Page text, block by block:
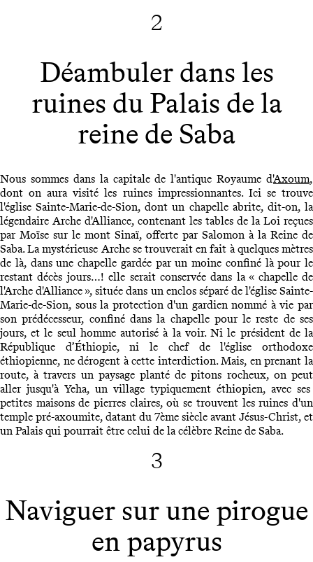
2
Déambuler dans les
ruines du Palais de la
reine de Saba
Nous sommes dans la capitale de l'antique Royaume d'Axoum,
dont on aura visité les ruines impressionnantes. Ici se trouve
l'église Sainte-Marie-de-Sion, dont un chapelle abrite, dit-on, la
légendaire Arche d'Alliance, contenant les tables de la Loi reçues
par Moïse sur le mont Sinaï, offerte par Salomon à la Reine de
Saba. La mystérieuse Arche se trouverait en fait à quelques mètres
de là, dans une chapelle gardée par un moine confiné là pour le
restant décès jours…! elle serait conservée dans la « chapelle de
l'Arche d'Alliance », située dans un enclos séparé de l'église Sainte-
Marie-de-Sion, sous la protection d'un gardien nommé à vie par
son prédécesseur, confiné dans la chapelle pour le reste de ses
jours, et le seul homme autorisé à la voir. Ni le président de la
République d’Éthiopie, ni le chef de l'église orthodoxe
éthiopienne, ne dérogent à cette interdiction. Mais, en prenant la
route, à travers un paysage planté de pitons rocheux, on peut
aller jusqu'à Yeha, un village typiquement éthiopien, avec ses
petites maisons de pierres claires, où se trouvent les ruines d'un
temple pré-axoumite, datant du 7ème siècle avant Jésus-Christ, et
un Palais qui pourrait être celui de la célèbre Reine de Saba.
3
Naviguer sur une pirogue
en papyrus